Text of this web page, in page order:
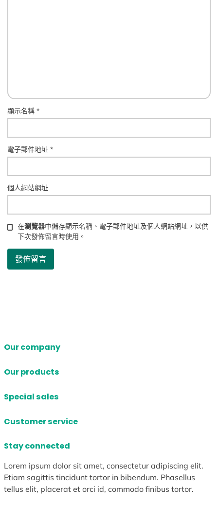
顯示名稱*
電子郵件地址*
個人網站網址
在瀏覽器中儲存顯示名稱、電子郵件地址及個人網站網址，以供
下次發佈留言時使用。
Our company
Our products
Special sales
Customer service
Stay connected
Lorem ipsum dolor sit amet, consectetur adipiscing elit.
Etiam sagittis tincidunt tortor in bibendum. Phasellus
tellus elit, placerat et orci id, commodo finibus tortor.